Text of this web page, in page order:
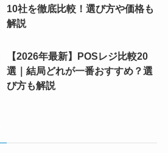
10社を徹底比較！選び方や価格も
解説
【2026年最新】POSレジ比較20
選｜結局どれが一番おすすめ？選
び方も解説